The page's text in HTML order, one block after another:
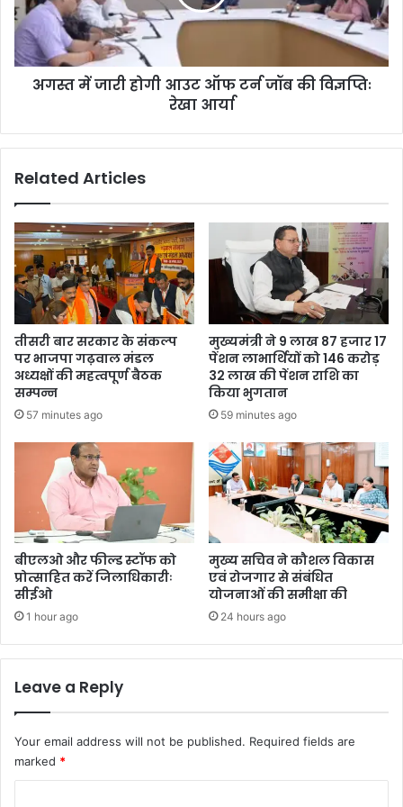
अगस्त में जारी होगी आउट ऑफ टर्न जॉब की विज्ञप्तिः
रेखा आर्या
Related Articles
तीसरी बार सरकार के संकल्प
पर भाजपा गढ़वाल मंडल
अध्यक्षों की महत्वपूर्ण बैठक
सम्पन्न
57 minutes ago
मुख्यमंत्री ने 9 लाख 87 हजार 17
पेंशन लाभार्थियों को 146 करोड़
32 लाख की पेंशन राशि का
किया भुगतान
59 minutes ago
बीएलओ और फील्ड स्टॉफ को
प्रोत्साहित करें जिलाधिकारीः
सीईओ
1 hour ago
मुख्य सचिव ने कौशल विकास
एवं रोजगार से संबंधित
योजनाओं की समीक्षा की
24 hours ago
Leave a Reply
Your email address will not be published. Required fields are
marked *